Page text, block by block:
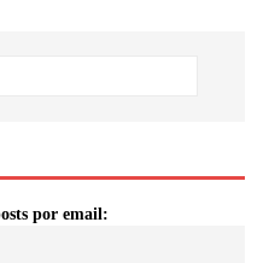
por email: